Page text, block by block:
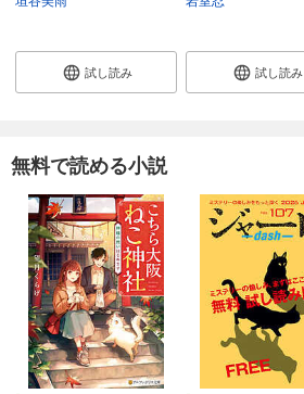
試し読み 試し読み
無料で読める小説